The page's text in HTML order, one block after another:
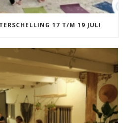
17 T/M 19 JULI